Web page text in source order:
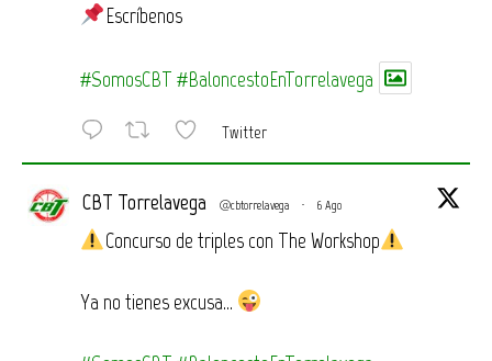
Escríbenos
#SomosCBT #BaloncestoEnTorrelavega
Twitter
CBT Torrelavega @cbtorrelavega · 6 Ago
Concurso de triples con The Workshop
Ya no tienes excusa…